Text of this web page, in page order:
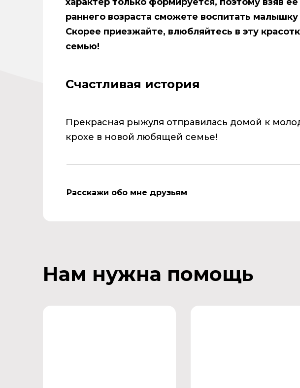
раннего возраста сможете воспитать
Скорее приезжайте, влюбляйтесь в эту
семью!
Счастливая история
Прекрасная рыжуля отправилась домой к
крохе в новой любящей семье!
Расскажи обо мне друзьям
Нам нужна помощь